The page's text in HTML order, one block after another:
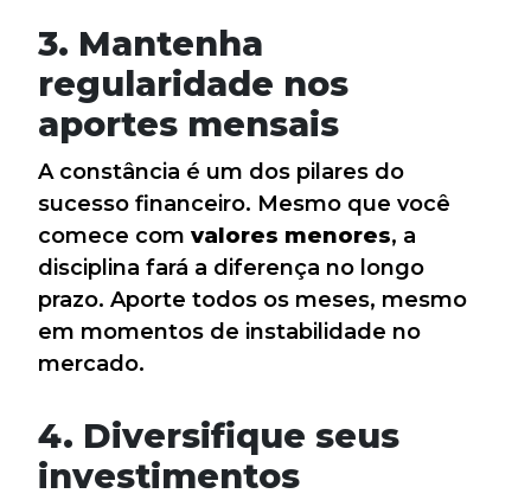
3. Mantenha
regularidade nos
aportes mensais
A constância é um dos pilares do
sucesso financeiro. Mesmo que você
comece com valores menores, a
disciplina fará a diferença no longo
prazo. Aporte todos os meses, mesmo
em momentos de instabilidade no
mercado.
4. Diversifique seus
investimentos